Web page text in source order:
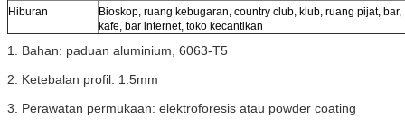
Hiburan
Bioskop, ruang kebugaran, country club, klub, ruang pijat, bar,
kafe, bar internet, toko kecantikan
1. Bahan: paduan aluminium, 6063-T5
2. Ketebalan profil: 1.5mm
3. Perawatan permukaan: elektroforesis atau powder coating